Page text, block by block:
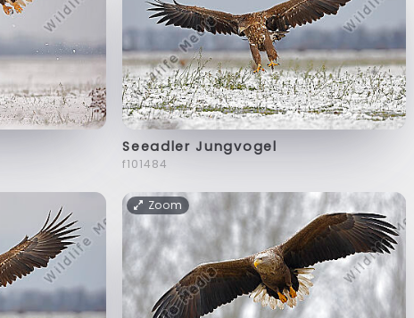
Seeadler Jungvogel
f101484
Zoom